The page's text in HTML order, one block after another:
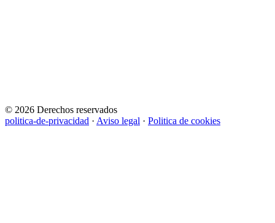
© 2026 Derechos reservados
politica-de-privacidad · Aviso legal · Politica de cookies